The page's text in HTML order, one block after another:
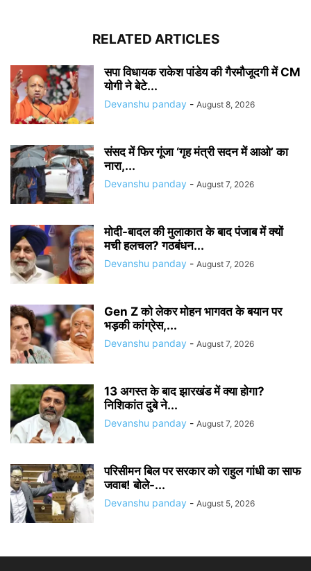
RELATED ARTICLES
सपा विधायक राकेश पांडेय की गैरमौजूदगी में CM
योगी ने बेटे...
Devanshu panday - August 8, 2026
संसद में फिर गूंजा ‘गृह मंत्री सदन में आओ’ का
नारा,...
Devanshu panday - August 7, 2026
मोदी-बादल की मुलाकात के बाद पंजाब में क्यों
मची हलचल? गठबंधन...
Devanshu panday - August 7, 2026
Gen Z को लेकर मोहन भागवत के बयान पर
भड़की कांग्रेस,...
Devanshu panday - August 7, 2026
13 अगस्त के बाद झारखंड में क्या होगा?
निशिकांत दुबे ने...
Devanshu panday - August 7, 2026
परिसीमन बिल पर सरकार को राहुल गांधी का साफ
जवाब! बोले-...
Devanshu panday - August 5, 2026